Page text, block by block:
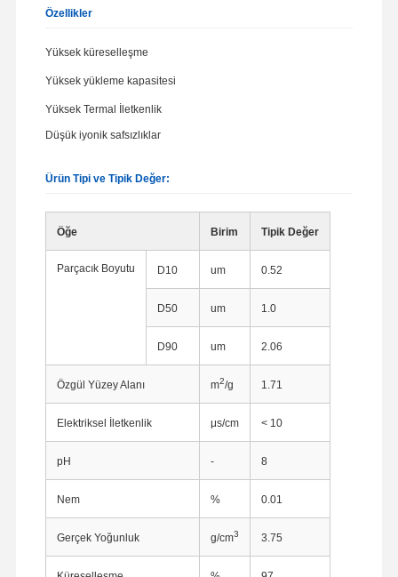
Özellikler
Yüksek küreselleşme
Yüksek yükleme kapasitesi
Yüksek Termal İletkenlik
Düşük iyonik safsızlıklar
Ürün Tipi ve Tipik Değer:
Öğe Birim Tipik Değer
Parçacık Boyutu D10 um 0.52
D50 um 1.0
D90 um 2.06
Özgül Yüzey Alanı m2/g 1.71
Elektriksel İletkenlik μs/cm < 10
pH - 8
Nem % 0.01
Gerçek Yoğunluk g/cm3 3.75